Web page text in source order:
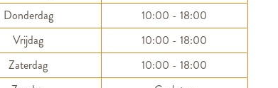
Donderdag
10:00 - 18:00
Vrijdag
10:00 - 18:00
Zaterdag
10:00 - 18:00